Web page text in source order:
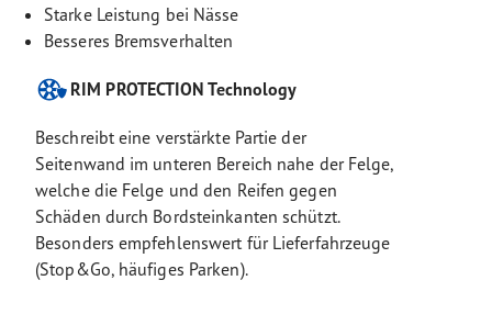
Starke Leistung bei Nässe
Besseres Bremsverhalten
RIM PROTECTION Technology
Beschreibt eine verstärkte Partie der
Seitenwand im unteren Bereich nahe der Felge,
welche die Felge und den Reifen gegen
Schäden durch Bordsteinkanten schützt.
Besonders empfehlenswert für Lieferfahrzeuge
(Stop&Go, häufiges Parken).